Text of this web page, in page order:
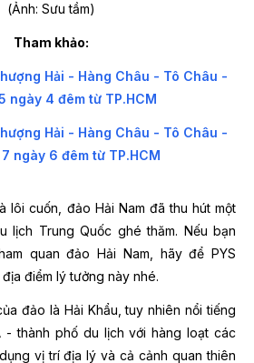
(Ảnh: Sưu tầm)
Tham khảo:
Hải - Hàng Châu - Tô Châu -
ngày 4 đêm từ TP.HCM
Hải - Hàng Châu - Tô Châu -
ngày 6 đêm từ TP.HCM
lôi cuốn, đảo Hải Nam đã thu hút một
lịch Trung Quốc ghé thăm. Nếu bạn
quan đảo Hải Nam, hãy để PYS
điểm lý tưởng này nhé.
đảo là Hải Khẩu, tuy nhiên nổi tiếng
- thành phố du lịch với hàng loạt các
vị trí địa lý và cả cảnh quan thiên